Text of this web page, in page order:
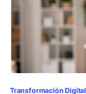
Transformación Digital